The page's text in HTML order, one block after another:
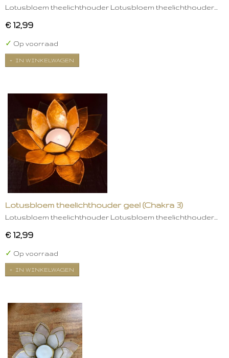
Lotusbloem theelichthouder Lotusbloem theelichthouder…
€ 12,99
✓ Op voorraad
IN WINKELWAGEN
Lotusbloem theelichthouder geel (Chakra 3)
Lotusbloem theelichthouder Lotusbloem theelichthouder…
€ 12,99
✓ Op voorraad
IN WINKELWAGEN